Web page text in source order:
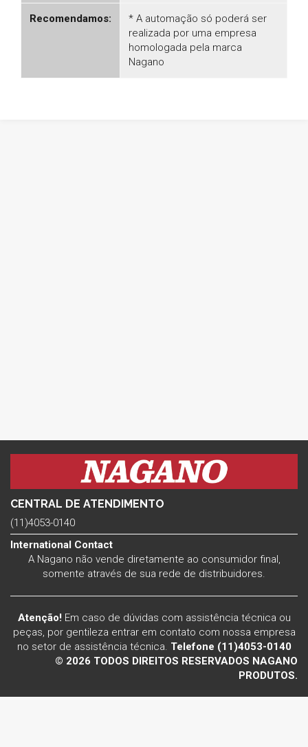
Recomendamos:
* A automação só poderá ser
realizada por uma empresa
homologada pela marca
Nagano
CENTRAL DE ATENDIMENTO
(11)4053-0140
International Contact
A Nagano não vende diretamente ao consumidor final,
somente através de sua rede de distribuidores.
Atenção! Em caso de dúvidas com assistência técnica ou
peças, por gentileza entrar em contato com nossa empresa
no setor de assistência técnica. Telefone (11)4053-0140
© 2026 TODOS DIREITOS RESERVADOS NAGANO
PRODUTOS.